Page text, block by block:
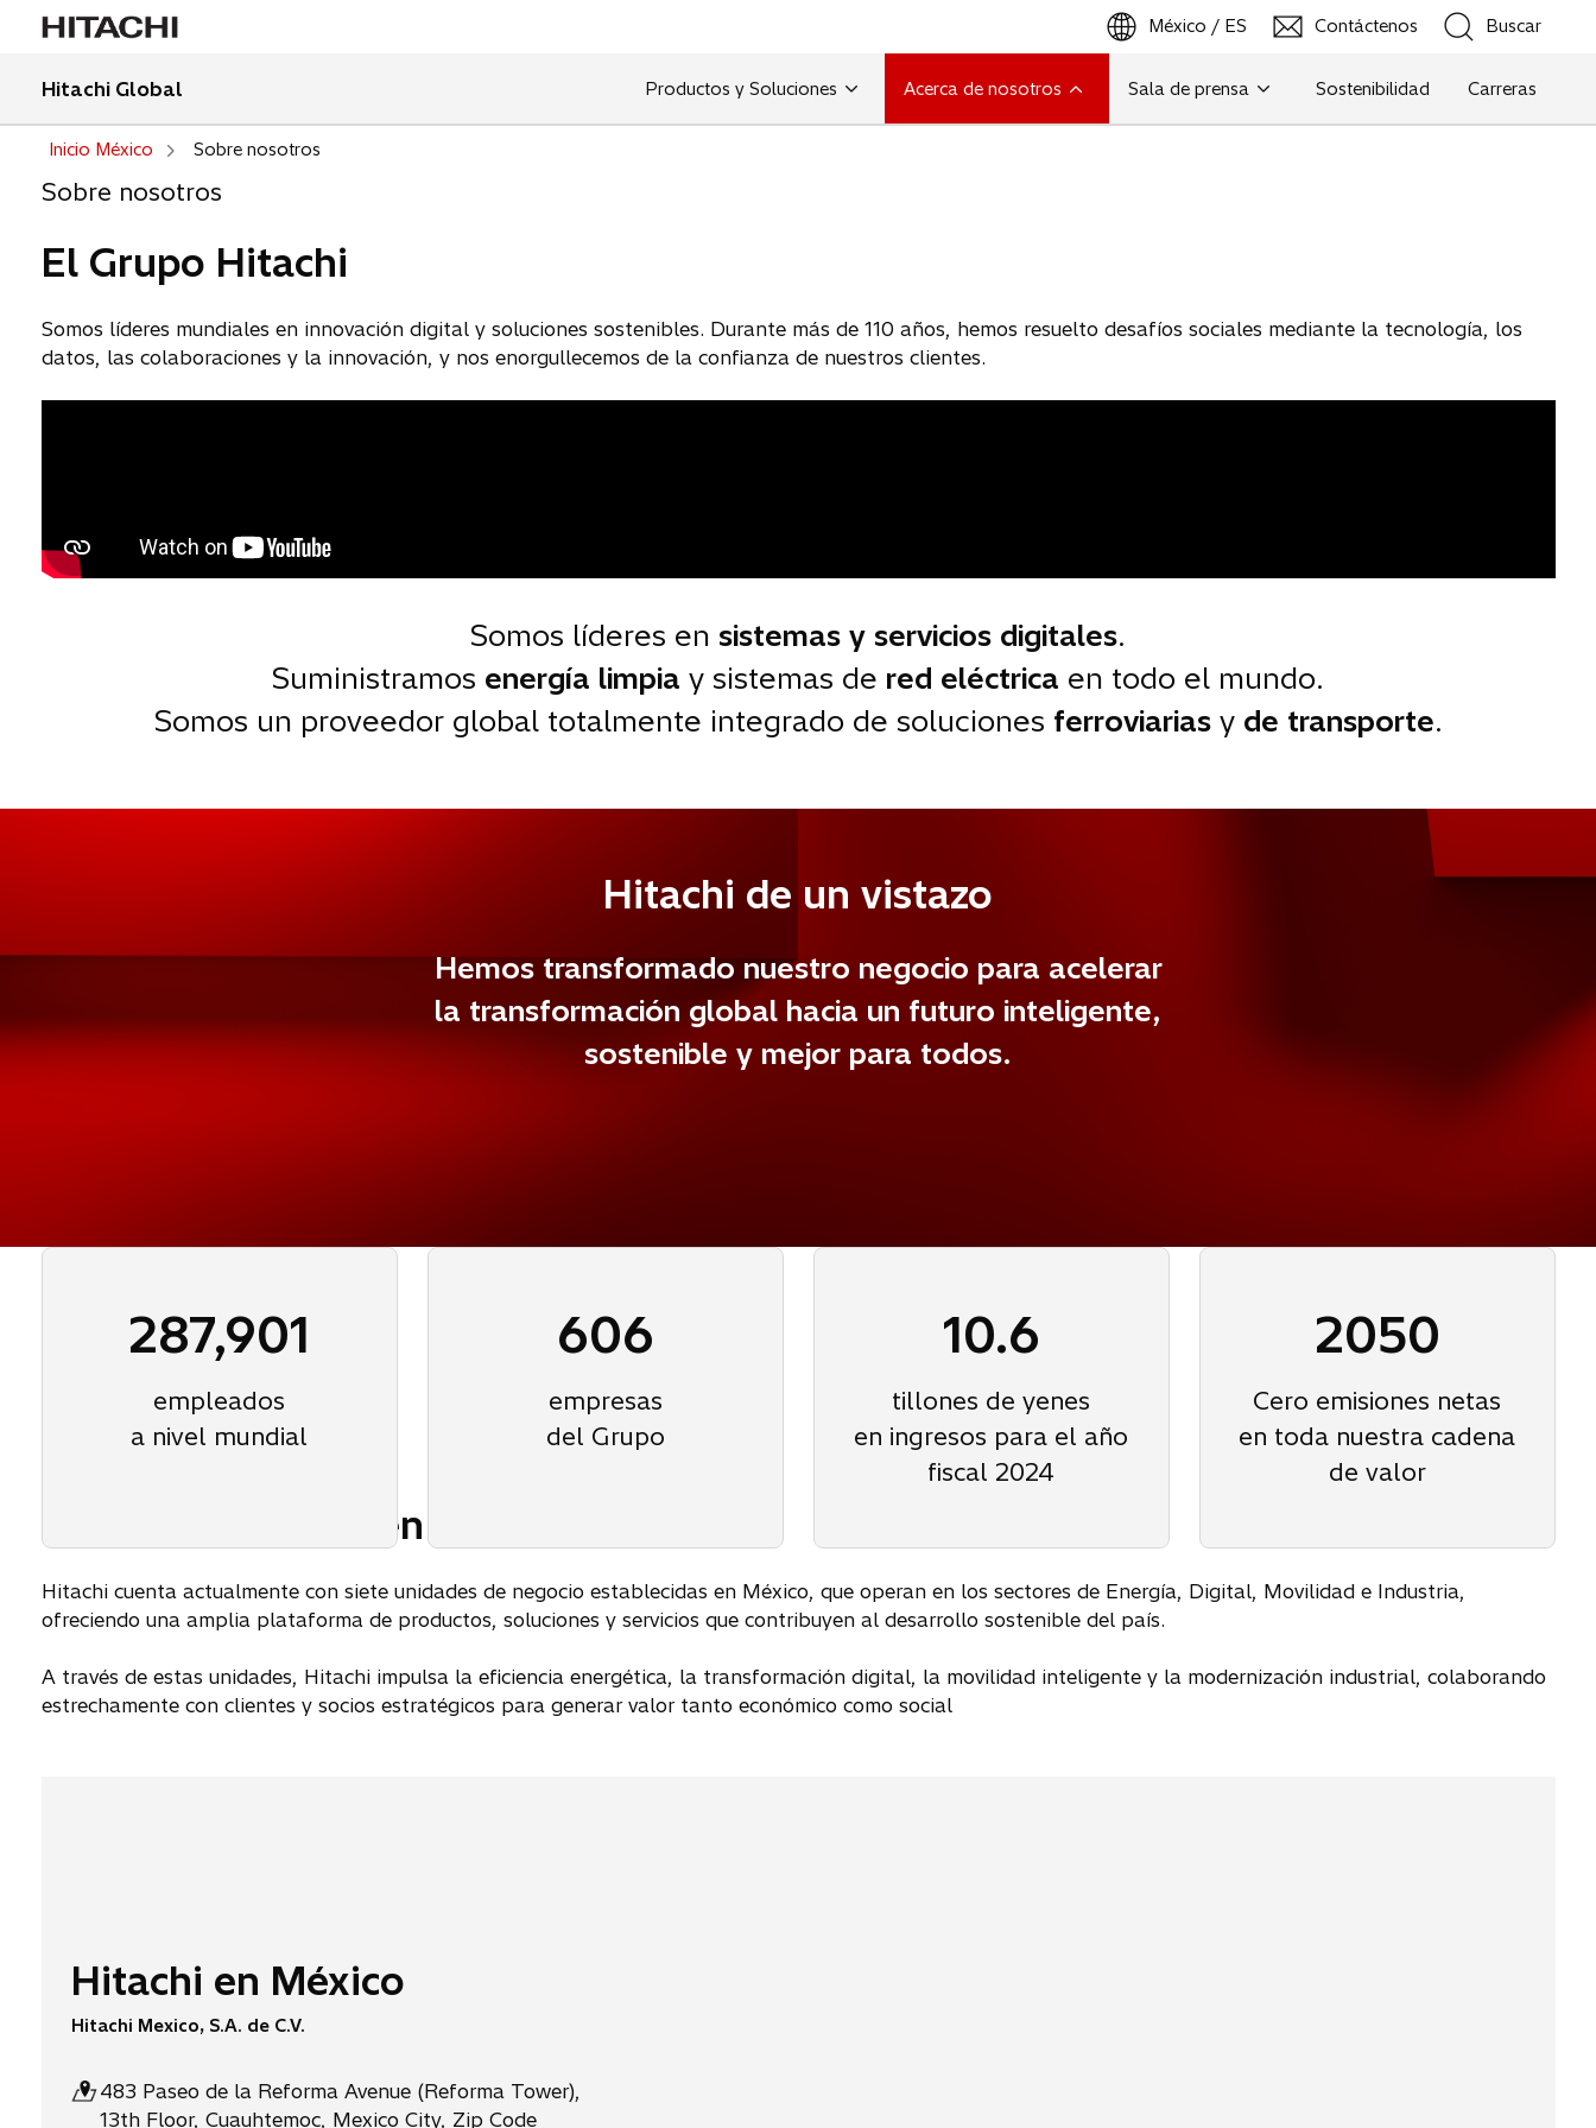
México / ES Contáctenos
a
e
a
Buscar
Buscar
Hitachi Global Productos y Soluciones Acerca de nosotros Sala de prensa Sostenibilidad Carreras
Inicio México Sobre nosotros
Sobre nosotros
El Grupo Hitachi
Somos líderes mundiales en innovación digital y soluciones sostenibles. Durante más de 110 años, hemos resuelto desafíos sociales mediante la tecnología, los
datos, las colaboraciones y la innovación, y nos enorgullecemos de la confianza de nuestros clientes.
Somos líderes en sistemas y servicios digitales.
Suministramos energía limpia y sistemas de red eléctrica en todo el mundo.
Somos un proveedor global totalmente integrado de soluciones ferroviarias y de transporte.
Hitachi de un vistazo
Hemos transformado nuestro negocio para acelerar
la transformación global hacia un futuro inteligente,
sostenible y mejor para todos.
287,901
empleados
a nivel mundial
606
empresas
del Grupo
10.6
tillones de yenes
en ingresos para el año
fiscal 2024
2050
Cero emisiones netas
en toda nuestra cadena
de valor
Acerca de Hitachi en México
Hitachi cuenta actualmente con siete unidades de negocio establecidas en México, que operan en los sectores de Energía, Digital, Movilidad e Industria,
ofreciendo una amplia plataforma de productos, soluciones y servicios que contribuyen al desarrollo sostenible del país.
A través de estas unidades, Hitachi impulsa la eficiencia energética, la transformación digital, la movilidad inteligente y la modernización industrial, colaborando
estrechamente con clientes y socios estratégicos para generar valor tanto económico como social
Hitachi en México
Hitachi Mexico, S.A. de C.V.
483 Paseo de la Reforma Avenue (Reforma Tower),
13th Floor, Cuauhtemoc, Mexico City, Zip Code